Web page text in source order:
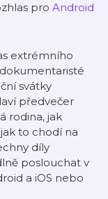
pro Android
extrémního
svátky
předvečer
rodina, jak
to chodí na
díly
poslouchat v
a iOS nebo